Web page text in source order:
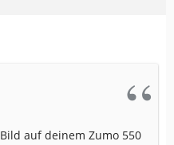
auf deinem Zumo 550